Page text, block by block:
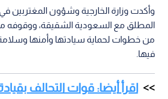
وأكدت وزارة الخارجية وشؤون المغتربين
المطلق مع السعودية الشقيقة، ووقوفه
من خطوات لحماية سيادتها وأمنها
فيها.
اقرأ أيضا: قوات التحالف